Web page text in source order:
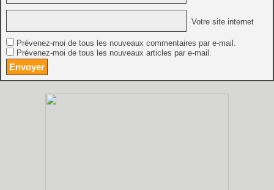
Votre site internet
Prévenez-moi de tous les nouveaux commentaires par e-mail.
Prévenez-moi de tous les nouveaux articles par e-mail.